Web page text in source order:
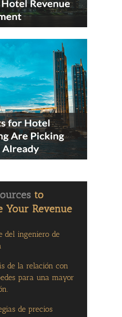
del ingeniero de
de la relación con
para una mayor
de precios